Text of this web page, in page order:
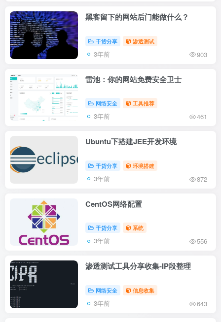
黑客留下的网站后门能做什么？
干货分享 渗透测试
3年前 903
雷池：你的网站免费安全卫士
网络安全 工具推荐
3年前 461
Ubuntu下搭建JEE开发环境
干货分享 环境搭建
3年前 872
CentOS网络配置
干货分享 系统
3年前 556
渗透测试工具分享收集-IP段整理
网络安全 信息收集
3年前 643